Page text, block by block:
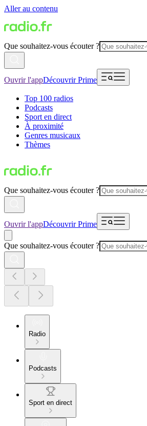
Aller au contenu
Que souhaitez-vous écouter ?
Ouvrir l'appDécouvrir Prime
Top 100 radios
Podcasts
Sport en direct
À proximité
Genres musicaux
Thèmes
Que souhaitez-vous écouter ?
Ouvrir l'appDécouvrir Prime
Que souhaitez-vous écouter ?
Radio
Podcasts
Sport en direct